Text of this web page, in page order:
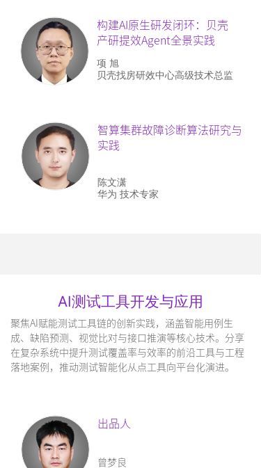
构建AI原生研发闭环：贝壳
产研提效Agent全景实践
项 旭
贝壳找房研效中心高级技术总监
智算集群故障诊断算法研究与
实践
陈文潇
华为 技术专家
AI测试工具开发与应用
聚焦AI赋能测试工具链的创新实践，涵盖智能用例生
成、缺陷预测、视觉比对与接口推演等核心技术。分享
在复杂系统中提升测试覆盖率与效率的前沿工具与工程
落地案例，推动测试智能化从点工具向平台化演进。
出品人
曾梦良